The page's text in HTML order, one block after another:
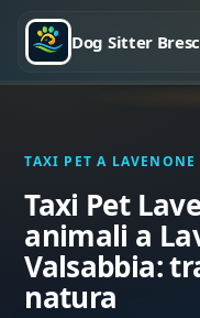
Dog Sitter
TAXI PET A LAVENONE
Taxi Pet
animali a
Valsabbia:
natura